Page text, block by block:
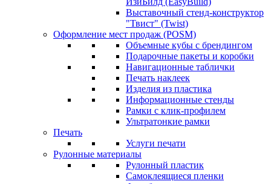
Выставочный стенд-конструктор
"Твист" (Twist)
Оформление мест продаж (POSM)
Объемные кубы с брендингом
Подарочные пакеты и коробки
Навигационные таблички
Печать наклеек
Изделия из пластика
Информационные стенды
Рамки с клик-профилем
Ультратонкие рамки
Печать
Услуги печати
Рулонные материалы
Рулонный пластик
Самоклеящиеся пленки